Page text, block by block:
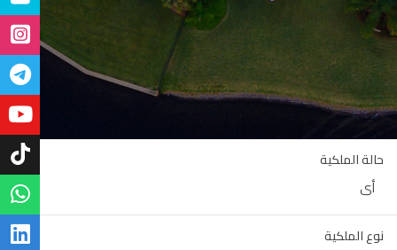
حالة الملكية
أي
نوع الملكية